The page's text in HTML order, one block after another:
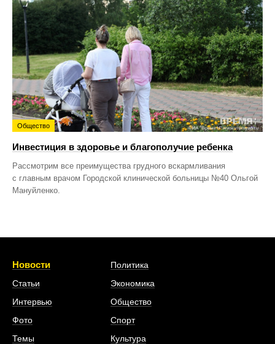
Общество
Инвестиция в здоровье и благополучие ребенка
Рассмотрим все преимущества грудного вскармливания
с главным врачом Городской клинической больницы №40 Ольгой
Мануйленко.
Новости
Статьи
Интервью
Фото
Темы
Политика
Экономика
Общество
Спорт
Культура